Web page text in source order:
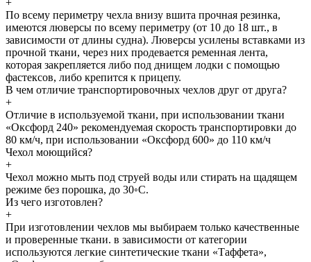
По всему периметру чехла внизу вшита прочная резинка,
имеются люверсы по всему периметру (от 10 до 18 шт., в
зависимости от длины судна). Люверсы усилены вставками из
прочной ткани, через них продевается ременная лента,
которая закрепляется либо под днищем лодки с помощью
фастексов, либо крепится к прицепу.
В чем отличие транспортировочных чехлов друг от друга?
+
Отличие в используемой ткани, при использовании ткани
«Оксфорд 240» рекомендуемая скорость транспортировки до
80 км/ч, при использовании «Оксфорд 600» до 110 км/ч
Чехол моющийся?
+
Чехол можно мыть под струей воды или стирать на щадящем
режиме без порошка, до 30◦С.
Из чего изготовлен?
+
При изготовлении чехлов мы выбираем только качественные
и проверенные ткани. в зависимости от категории
используются легкие синтетические ткани «Таффета»,